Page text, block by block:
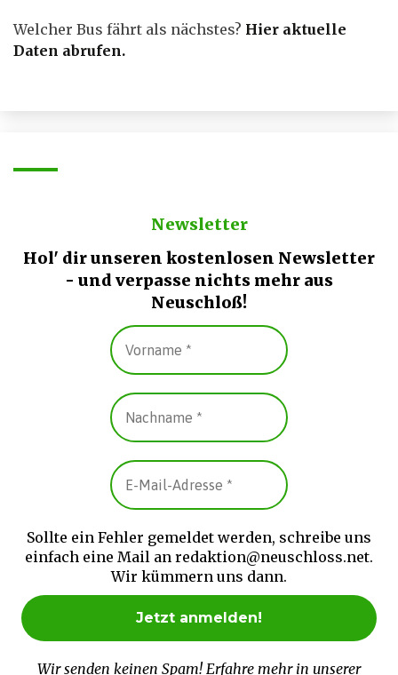
Welcher Bus fährt als nächstes? Hier aktuelle
Daten abrufen.
Newsletter
Hol' dir unseren kostenlosen Newsletter
- und verpasse nichts mehr aus
Neuschloß!
Sollte ein Fehler gemeldet werden, schreibe uns
einfach eine Mail an redaktion@neuschloss.net.
Wir kümmern uns dann.
Wir senden keinen Spam! Erfahre mehr in unserer